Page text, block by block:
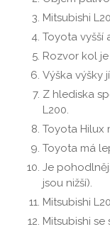
Mitsubishi
Toyota vyšší
Rozvor kol
Výška výšky
Z hlediska
L200.
Toyota Hilux
Toyota má
Je
jsou nižší).
Mitsubishi
Mitsubishi se